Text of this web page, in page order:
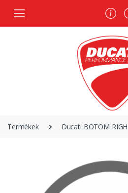
Termékek Ducati BOTOM